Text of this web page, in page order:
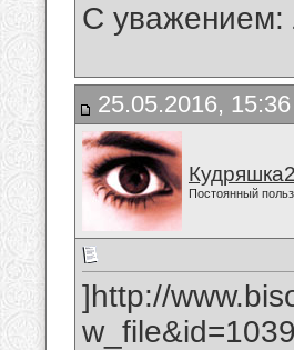
С уважением:
25.05.2016, 15:36
Постоянный
]http://